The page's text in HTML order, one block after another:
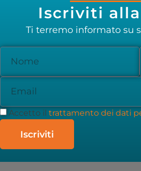
Iscriviti
Ti terremo informato su
Accetto il trattamento dei dati
Iscriviti